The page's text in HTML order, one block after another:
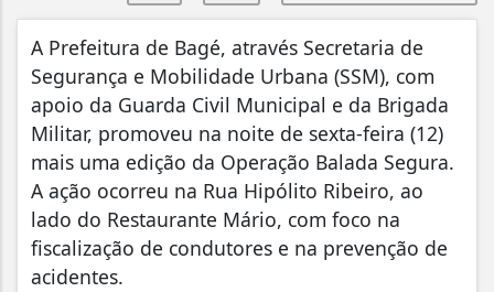
A Prefeitura de Bagé, através Secretaria de
Segurança e Mobilidade Urbana (SSM), com
apoio da Guarda Civil Municipal e da Brigada
Militar, promoveu na noite de sexta-feira (12)
mais uma edição da Operação Balada Segura.
A ação ocorreu na Rua Hipólito Ribeiro, ao
lado do Restaurante Mário, com foco na
fiscalização de condutores e na prevenção de
acidentes.